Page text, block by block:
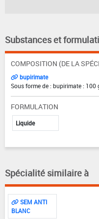
Substances et
COMPOSITION (DE LA
bupirimate
Sous forme de : bupirimate : 100
FORMULATION
Liquide
Spécialité similaire à
SEM ANTI
BLANC